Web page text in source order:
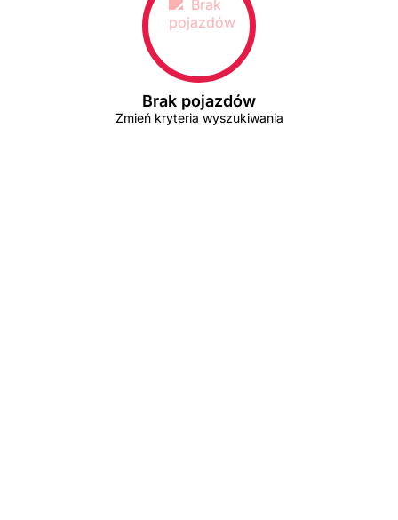
Brak pojazdów
Zmień kryteria wyszukiwania